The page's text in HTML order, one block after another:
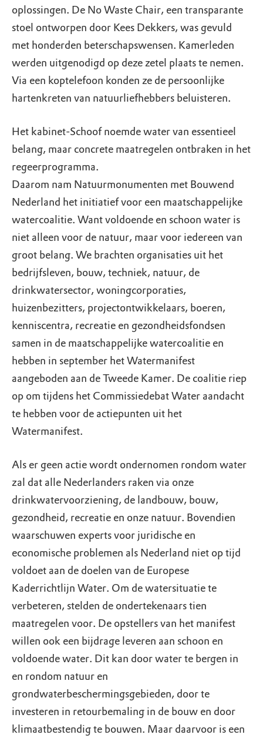
oplossingen. De No Waste Chair, een transparante
stoel ontworpen door Kees Dekkers, was gevuld
met honderden beterschapswensen. Kamerleden
werden uitgenodigd op deze zetel plaats te nemen.
Via een koptelefoon konden ze de persoonlijke
hartenkreten van natuurliefhebbers beluisteren.
Het kabinet-Schoof noemde water van essentieel
belang, maar concrete maatregelen ontbraken in het
regeerprogramma.
Daarom nam Natuurmonumenten met Bouwend
Nederland het initiatief voor een maatschappelijke
watercoalitie. Want voldoende en schoon water is
niet alleen voor de natuur, maar voor iedereen van
groot belang. We brachten organisaties uit het
bedrijfsleven, bouw, techniek, natuur, de
drinkwatersector, woningcorporaties,
huizenbezitters, projectontwikkelaars, boeren,
kenniscentra, recreatie en gezondheidsfondsen
samen in de maatschappelijke watercoalitie en
hebben in september het Watermanifest
aangeboden aan de Tweede Kamer. De coalitie riep
op om tijdens het Commissiedebat Water aandacht
te hebben voor de actiepunten uit het
Watermanifest.
Als er geen actie wordt ondernomen rondom water
zal dat alle Nederlanders raken via onze
drinkwatervoorziening, de landbouw, bouw,
gezondheid, recreatie en onze natuur. Bovendien
waarschuwen experts voor juridische en
economische problemen als Nederland niet op tijd
voldoet aan de doelen van de Europese
Kaderrichtlijn Water. Om de watersituatie te
verbeteren, stelden de ondertekenaars tien
maatregelen voor. De opstellers van het manifest
willen ook een bijdrage leveren aan schoon en
voldoende water. Dit kan door water te bergen in
en rondom natuur en
grondwaterbeschermingsgebieden, door te
investeren in retourbemaling in de bouw en door
klimaatbestendig te bouwen. Maar daarvoor is een